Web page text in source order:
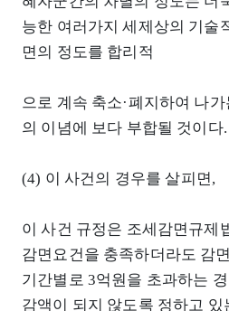
능한 여러가지 세제상의 기술
면의 정도를 합리적
으로 계속 축소·폐지하여 나
의 이념에 보다 부합될 것이다.
(4) 이 사건의 경우를 살피면,
이 사건 규정은 조세감면규제
감면요건을 충족하더라도 감
기간별로 3억원을 초과하는
감액이 되지 않도록 정하고